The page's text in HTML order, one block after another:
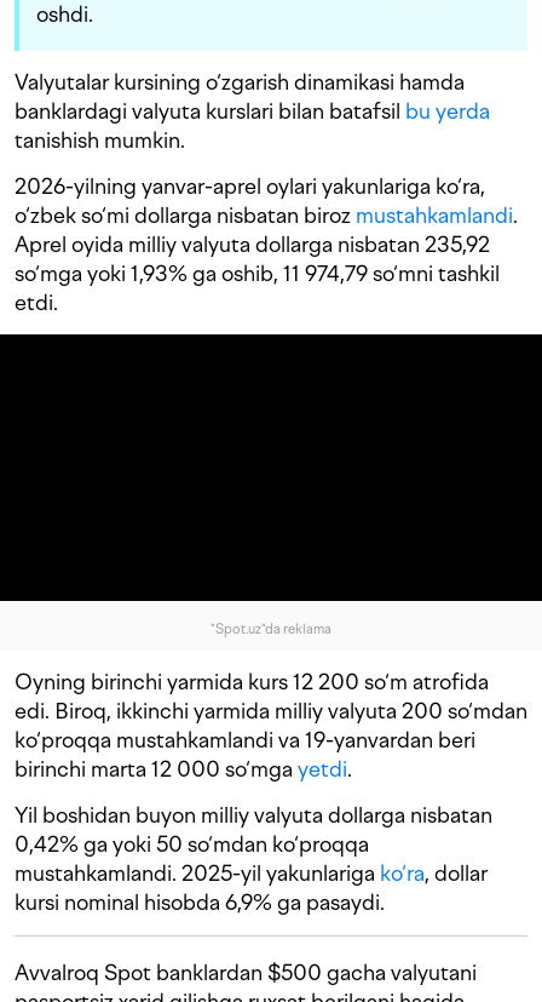
oshdi.
Valyutalar kursining o‘zgarish dinamikasi hamda
banklardagi valyuta kurslari bilan batafsil bu yerda
tanishish mumkin.
2026-yilning yanvar-aprel oylari yakunlariga ko‘ra,
o‘zbek so‘mi dollarga nisbatan biroz mustahkamlandi.
Aprel oyida milliy valyuta dollarga nisbatan 235,92
so‘mga yoki 1,93% ga oshib, 11 974,79 so‘mni tashkil
etdi.
"Spot.uz"da reklama
Oyning birinchi yarmida kurs 12 200 so‘m atrofida
edi. Biroq, ikkinchi yarmida milliy valyuta 200 so‘mdan
ko‘proqqa mustahkamlandi va 19-yanvardan beri
birinchi marta 12 000 so‘mga yetdi.
Yil boshidan buyon milliy valyuta dollarga nisbatan
0,42% ga yoki 50 so‘mdan ko‘proqqa
mustahkamlandi. 2025-yil yakunlariga ko‘ra, dollar
kursi nominal hisobda 6,9% ga pasaydi.
Avvalroq Spot banklardan $500 gacha valyutani